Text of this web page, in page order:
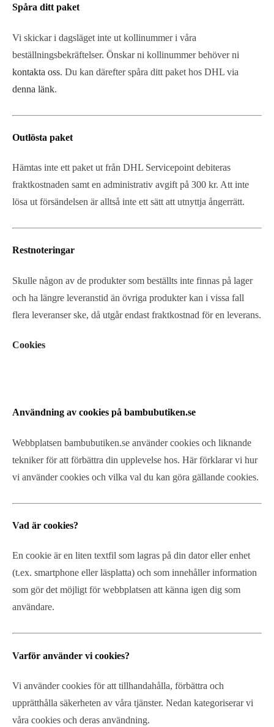
Spåra ditt paket
Vi skickar i dagsläget inte ut kollinummer i våra
beställningsbekräftelser. Önskar ni kollinummer behöver ni
kontakta oss. Du kan därefter spåra ditt paket hos DHL via
denna länk.
Outlösta paket
Hämtas inte ett paket ut från DHL Servicepoint debiteras
fraktkostnaden samt en administrativ avgift på 300 kr. Att inte
lösa ut försändelsen är alltså inte ett sätt att utnyttja ångerrätt.
Restnoteringar
Skulle någon av de produkter som beställts inte finnas på lager
och ha längre leveranstid än övriga produkter kan i vissa fall
flera leveranser ske, då utgår endast fraktkostnad för en leverans.
Cookies
Användning av cookies på bambubutiken.se
Webbplatsen bambubutiken.se använder cookies och liknande
tekniker för att förbättra din upplevelse hos. Här förklarar vi hur
vi använder cookies och vilka val du kan göra gällande cookies.
Vad är cookies?
En cookie är en liten textfil som lagras på din dator eller enhet
(t.ex. smartphone eller läsplatta) och som innehåller information
som gör det möjligt för webbplatsen att känna igen dig som
användare.
Varför använder vi cookies?
Vi använder cookies för att tillhandahålla, förbättra och
upprätthålla säkerheten av våra tjänster. Nedan kategoriserar vi
våra cookies och deras användning.